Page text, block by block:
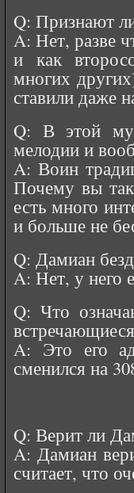
Q: Признают
A: Нет, разве
и как
многих
ставили даже
Q: В этой
мелодии и
A: Воин
Почему вы
есть много
и больше не
Q: Дамиан
A: Нет, у него
Q: Что
A: Это его
сменился на
Q: Верит ли
A: Дамиан
считает, что